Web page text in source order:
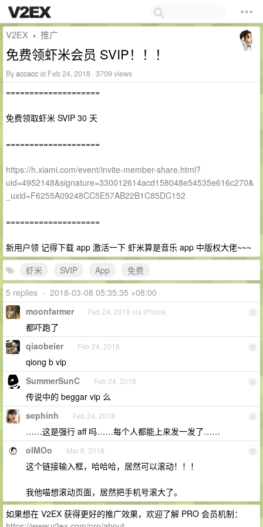
V2EX › 推广
免费领虾米会员 SVIP！！！
Byaccaccat Feb 24, 2018 · 3709 views
====================
免费领取虾米 SVIP 30 天
====================
https://h.xiami.com/event/invite-member-share.html?
uid=4952148&signature=330012614acd158048e54535e616c270&
_uxid=F6255A09248CC5E57AB22B1C85DC152
====================
新用户领 记得下载 app 激活一下 虾米算是音乐 app 中版权大佬~~~
虾米
SVIP App
免费
5 replies • 2018-03-08 05:35:35 +08:00
1
moonfarmer Feb 24, 2018 via iPhone
都吓跑了
2
qiaobeier Feb 24, 2018
qiong b vip
3
SummerSunC Feb 24, 2018
传说中的 beggar vip 么
4
sephinh Feb 24, 2018
……这是强行 aff 吗……每个人都能上来发一发了……
5
oIMOo Mar 8, 2018
这个链接输入框，哈哈哈，居然可以滚动！！！
我他喵想滚动页面，居然把手机号滚大了。
如果想在 V2EX 获得更好的推广效果，欢迎了解 PRO 会员机制：